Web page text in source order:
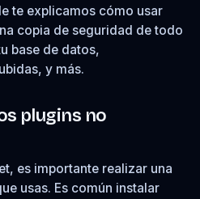
te explicamos cómo usar
copia de seguridad de todo
base de datos,
y más.
plugins no
es importante realizar una
usas. Es común instalar